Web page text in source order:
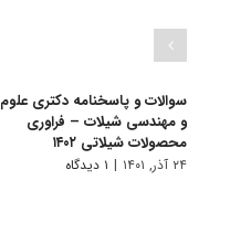
سوالات و پاسخنامه دکتری علوم
و مهندسی شیلات – فراوری
محصولات شیلاتی ۱۴۰۲
۲۴ آذر, ۱۴۰۱ | ۱ دیدگاه